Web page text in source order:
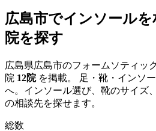
広島市でインソール
院を探す
広島県広島市のフォームソティッ
院 12院を掲載。 足・靴・インソ
へ。インソール選び、靴のサイズ
の相談先を探せます。
総数